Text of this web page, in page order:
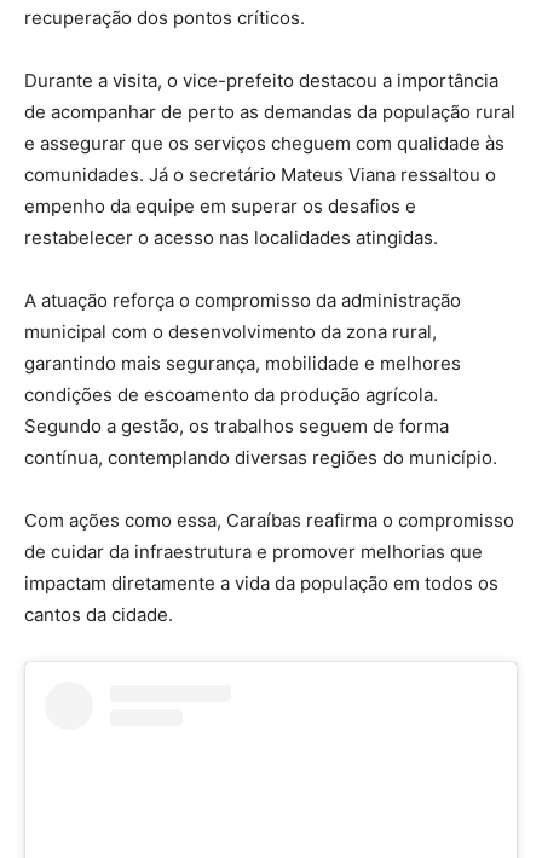
recuperação dos pontos críticos.
Durante a visita, o vice-prefeito destacou a importância
de acompanhar de perto as demandas da população rural
e assegurar que os serviços cheguem com qualidade às
comunidades. Já o secretário Mateus Viana ressaltou o
empenho da equipe em superar os desafios e
restabelecer o acesso nas localidades atingidas.
A atuação reforça o compromisso da administração
municipal com o desenvolvimento da zona rural,
garantindo mais segurança, mobilidade e melhores
condições de escoamento da produção agrícola.
Segundo a gestão, os trabalhos seguem de forma
contínua, contemplando diversas regiões do município.
Com ações como essa, Caraíbas reafirma o compromisso
de cuidar da infraestrutura e promover melhorias que
impactam diretamente a vida da população em todos os
cantos da cidade.